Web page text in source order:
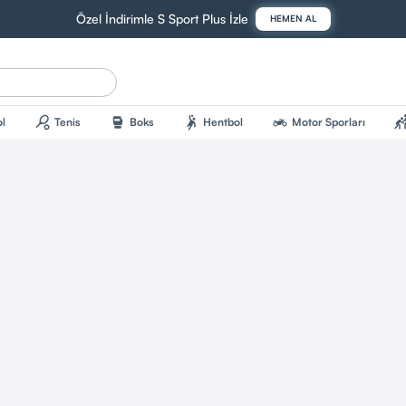
Özel İndirimle S Sport Plus İzle HEMEN AL
sports_tennis Tenis sports_mma Boks sports_handball Hentbol two_wheeler Motor Sporları